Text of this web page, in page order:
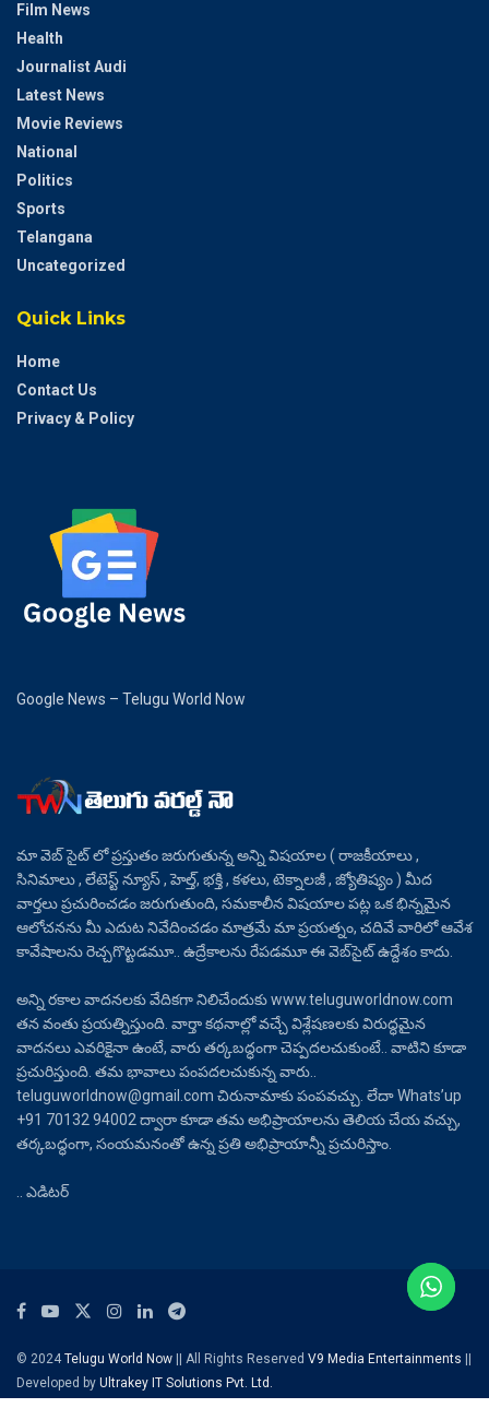
Film News
Health
Journalist Audi
Latest News
Movie Reviews
National
Politics
Sports
Telangana
Uncategorized
Quick Links
Home
Contact Us
Privacy & Policy
Google News – Telugu World Now
మా వెబ్ సైట్ లో ప్రస్తుతం జరుగుతున్న అన్ని విషయాల ( రాజకీయాలు ,
సినిమాలు , లేటెస్ట్ న్యూస్ , హెల్త్, భక్తి , కళలు, టెక్నాలజీ , జ్యోతిష్యం ) మీద
వార్తలు ప్రచురించడం జరుగుతుంది, సమకాలీన విషయాల పట్ల ఒక భిన్నమైన
ఆలోచనను మీ ఎదుట నివేదించడం మాత్రమే మా ప్రయత్నం, చదివే వారిలో ఆవేశ
కావేషాలను రెచ్చగొట్టడమూ.. ఉద్రేకాలను రేపడమూ ఈ వెబ్‌సైట్ ఉద్దేశం కాదు.
అన్ని రకాల వాదనలకు వేదికగా నిలిచేందుకు www.teluguworldnow.com
తన వంతు ప్రయత్నిస్తుంది. వార్తా కథనాల్లో వచ్చే విశ్లేషణలకు విరుద్ధమైన
వాదనలు ఎవరికైనా ఉంటే, వారు తర్కబద్ధంగా చెప్పదలచుకుంటే.. వాటిని కూడా
ప్రచురిస్తుంది. తమ భావాలు పంపదలచుకున్న వారు..
teluguworldnow@gmail.com చిరునామాకు పంపవచ్చు. లేదా Whats’up
+91 70132 94002 ద్వారా కూడా తమ అభిప్రాయాలను తెలియ చేయ వచ్చు,
తర్కబద్ధంగా, సంయమనంతో ఉన్న ప్రతి అభిప్రాయాన్నీ ప్రచురిస్తాం.
.. ఎడిటర్
© 2024Telugu World Now || All Rights Reserved V9 Media Entertainments ||
Developed by Ultrakey IT Solutions Pvt. Ltd.